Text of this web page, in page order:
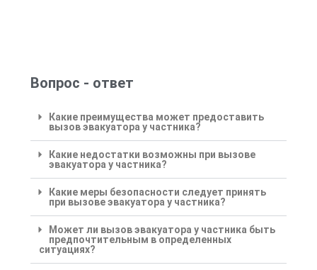
Вопрос - ответ
Какие преимущества может предоставить
вызов эвакуатора у частника?
Какие недостатки возможны при вызове
эвакуатора у частника?
Какие меры безопасности следует принять
при вызове эвакуатора у частника?
Может ли вызов эвакуатора у частника быть
предпочтительным в определенных
ситуациях?